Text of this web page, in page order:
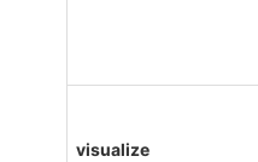
visualize